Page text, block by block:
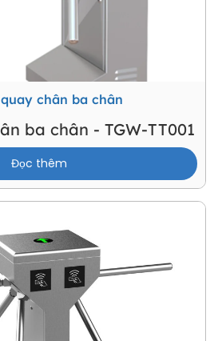
chân ba chân
ba chân - TGW-TT001
Đọc thêm